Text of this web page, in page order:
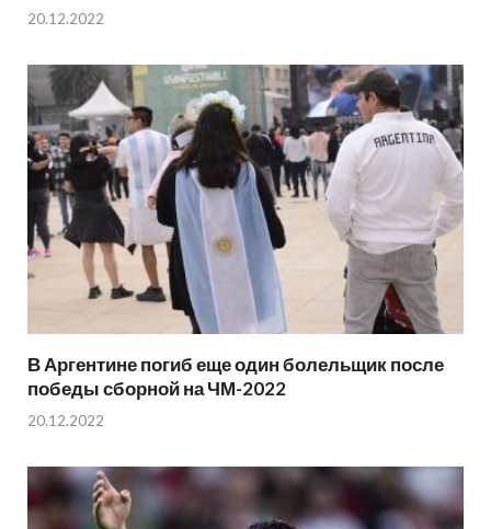
20.12.2022
В Аргентине погиб еще один болельщик после
победы сборной на ЧМ-2022
20.12.2022